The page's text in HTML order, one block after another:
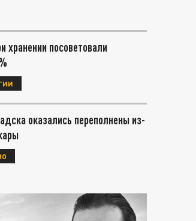
хранении посоветовали
оказались переполнены из-